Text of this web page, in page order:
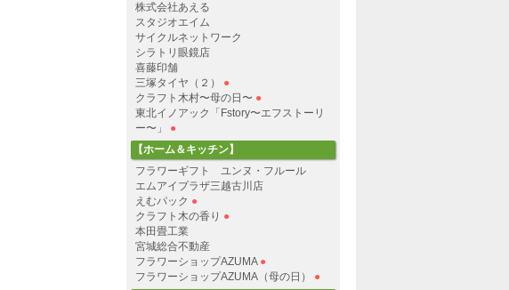
株式会社あえる
スタジオエイム
サイクルネットワーク
シラトリ眼鏡店
喜藤印舗
三塚タイヤ（２）
●
クラフト木村〜母の日〜 ●
東北イノアック「Fstory〜エフストーリ
ー〜」
●
【ホーム＆キッチン】
フラワーギフト ユンヌ・フルール
エムアイプラザ三越古川店
えむパック ●
クラフト木の香り ●
本田畳工業
宮城総合不動産
フラワーショップAZUMA ●
フラワーショップAZUMA（母の日）
●